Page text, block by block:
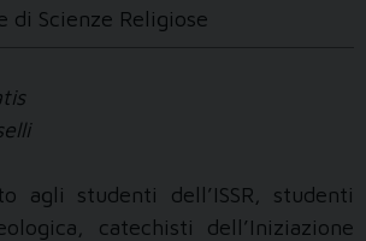
di Scienze Religiose
agli studenti dell’ISSR, studenti
catechisti dell’Iniziazione